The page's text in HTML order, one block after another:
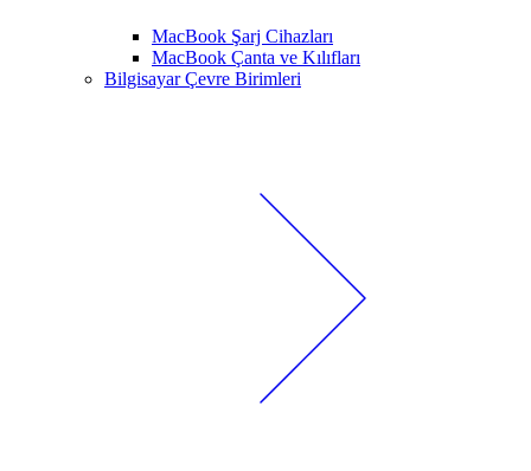
MacBook Şarj Cihazları
MacBook Çanta ve Kılıfları
Bilgisayar Çevre Birimleri